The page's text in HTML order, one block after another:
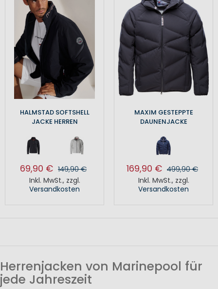
HALMSTAD SOFTSHELL
JACKE HERREN
69,90 € 149,90 €
Inkl. MwSt., zzgl.
Versandkosten
MAXIM GESTEPPTE
DAUNENJACKE
169,90 € 499,90 €
Inkl. MwSt., zzgl.
Versandkosten
Herrenjacken von Marinepool für
jede Jahreszeit